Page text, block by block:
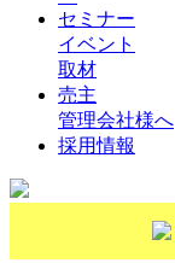
セミナー
イベント
取材
売主
管理会社様へ
採用情報